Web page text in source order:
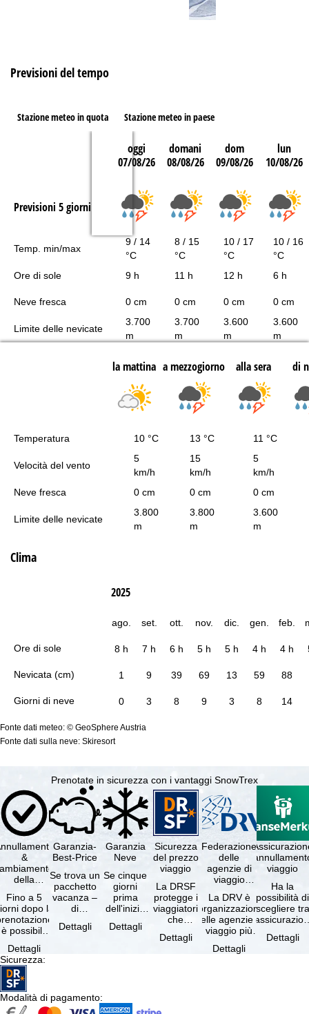
Previsioni del tempo
Stazione meteo in quota Stazione meteo in paese
oggi
07/08/26
domani
08/08/26
dom
09/08/26
lun
10/08/26
Previsioni 5 giorni
Temp. min/max
9 / 14
°C
8 / 15
°C
10 / 17
°C
10 / 16
°C
Ore di sole
9 h 11 h 12 h 6 h
Neve fresca 0 cm 0 cm 0 cm 0 cm
Limite delle nevicate
3.700
m
3.700
m
3.600
m
3.600
m
la mattina a mezzogiorno alla sera di
Temperatura 10 °C 13 °C 11 °C
Velocità del vento
5
km/h
15
km/h
5
km/h
Neve fresca
0 cm 0 cm 0 cm
Limite delle nevicate
3.800
m
3.800
m
3.600
m
Clima
Ore di sole
Nevicata (cm)
Giorni di neve
2025
ago. set. ott. nov. dic. gen. feb.
8 h 7 h 6 h 5 h 5 h 4 h 4 h
1 9 39 69 13 59 88
0 3 8 9 3 8 14
Fonte dati meteo: © GeoSphere Austria
Fonte dati sulla neve: Skiresort
Prenotate in sicurezza con i vantaggi SnowTrex
&
della
gratuiti
Fino a 5
dopo la
è possibile
il …
Dettagli
Garanzia-
Best-Price
Se trova un
pacchetto
vacanza –
di
e servizi
Dettagli
Garanzia
Neve
Se cinque
giorni
prima
dell'inizio
soggiorno
Dettagli
Sicurezza
del prezzo
viaggio
La DRSF
protegge i
viaggiatori
che
un
Dettagli
Federazione
delle
agenzie di
viaggio
La DRV è
l'organizzazione
delle agenzie di
viaggio più
Germania.
Dettagli
viaggio
Ha la
possibilità di
scegliere tra
viaggio
Dettagli
Sicurezza:
Modalità di pagamento: